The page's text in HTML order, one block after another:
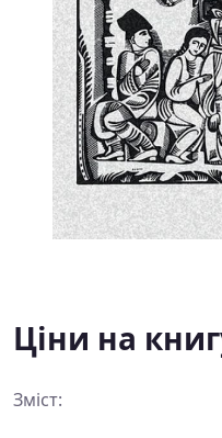
Ціни на
Зміст: